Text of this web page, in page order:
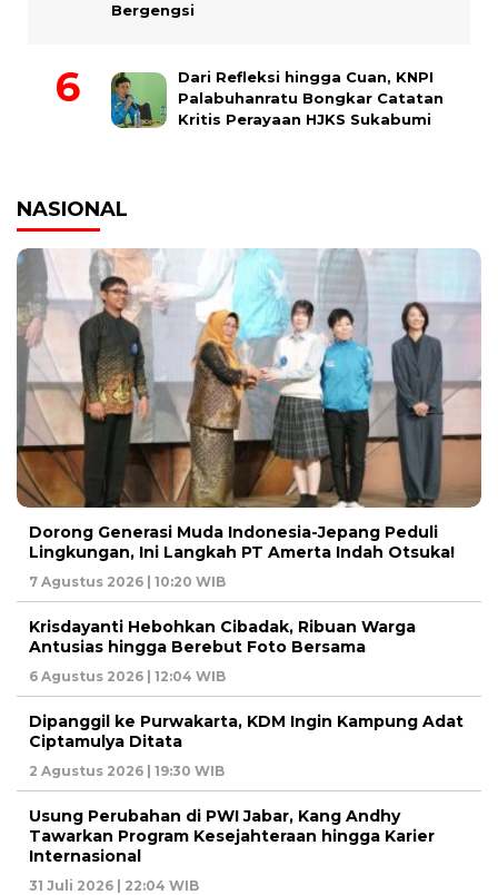
Bergengsi
Dari Refleksi hingga Cuan, KNPI
Palabuhanratu Bongkar Catatan
Kritis Perayaan HJKS Sukabumi
NASIONAL
Dorong Generasi Muda Indonesia-Jepang Peduli
Lingkungan, Ini Langkah PT Amerta Indah Otsuka!
7 Agustus 2026 | 10:20 WIB
Krisdayanti Hebohkan Cibadak, Ribuan Warga
Antusias hingga Berebut Foto Bersama
6 Agustus 2026 | 12:04 WIB
Dipanggil ke Purwakarta, KDM Ingin Kampung Adat
Ciptamulya Ditata
2 Agustus 2026 | 19:30 WIB
Usung Perubahan di PWI Jabar, Kang Andhy
Tawarkan Program Kesejahteraan hingga Karier
Internasional
31 Juli 2026 | 22:04 WIB